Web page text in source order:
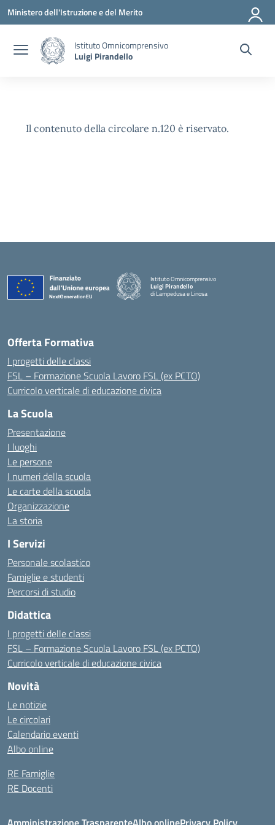
Vai ai contenuti
Vai al menu di navigazione
Vai al footer
Ministero dell'Istruzione e del Merito
Istituto Omnicomprensivo
Luigi Pirandello
Il contenuto della circolare n.120 è riservato.
Istituto Omnicomprensivo
Luigi Pirandello
di Lampedusa e Linosa
Offerta Formativa
I progetti delle classi
FSL – Formazione Scuola Lavoro FSL (ex PCTO)
Curricolo verticale di educazione civica
La Scuola
Presentazione
I luoghi
Le persone
I numeri della scuola
Le carte della scuola
Organizzazione
La storia
I Servizi
Personale scolastico
Famiglie e studenti
Percorsi di studio
Didattica
I progetti delle classi
FSL – Formazione Scuola Lavoro FSL (ex PCTO)
Curricolo verticale di educazione civica
Novità
Le notizie
Le circolari
Calendario eventi
Albo online
RE Famiglie
RE Docenti